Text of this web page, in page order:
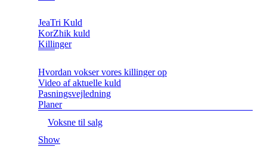
JeaTri Kuld
KorZhik kuld
Killinger
Hvordan vokser vores killinger op
Video af aktuelle kuld
Pasningsvejledning
Planer
Voksne til salg
Show